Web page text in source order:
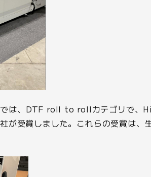
は、DTF roll to rollカテゴリで
受賞しました。これらの受賞は、